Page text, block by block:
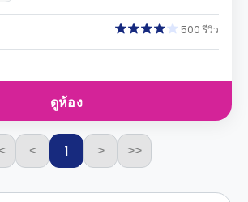
500 รีวิว
ดูห้อง
< 1 > >>